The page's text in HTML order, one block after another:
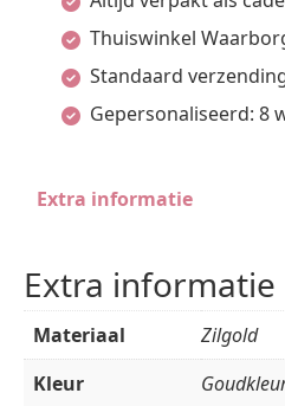
aantal Thuiswinkel
Standaard
Gepersonaliseerd: 8
Extra informatie
Extra informatie
Materiaal
Zilgold
Kleur